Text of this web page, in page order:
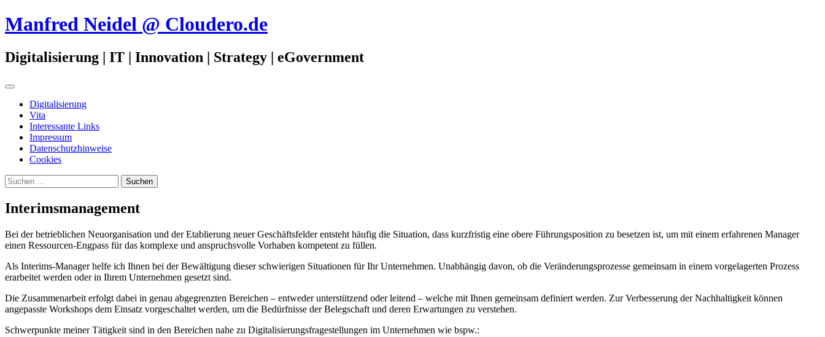
Zum
Inhalt
Manfred Neidel @ Cloudero.de
Digitalisierung | IT | Innovation | Strategy | eGovernment
Primäres
Digitalisierung
Vita
Interessante Links
Impressum
Datenschutzhinweise
Cookies
Suchen
nach:
Interimsmanagement
Bei der betrieblichen Neuorganisation und der Etablierung neuer Geschäftsfelder entsteht häufig die Situation, dass kurzfristig eine obere Führungsposition zu besetzen ist, um mit einem erfahrenen Manager
einen Ressourcen-Engpass für das komplexe und anspruchsvolle Vorhaben kompetent zu füllen.
Als Interims-Manager helfe ich Ihnen bei der Bewältigung dieser schwierigen Situationen für Ihr Unternehmen. Unabhängig davon, ob die Veränderungsprozesse gemeinsam in einem vorgelagerten Prozess
erarbeitet werden oder in Ihrem Unternehmen gesetzt sind.
Die Zusammenarbeit erfolgt dabei in genau abgegrenzten Bereichen – entweder unterstützend oder leitend – welche mit Ihnen gemeinsam definiert werden. Zur Verbesserung der Nachhaltigkeit können
angepasste Workshops dem Einsatz vorgeschaltet werden, um die Bedürfnisse der Belegschaft und deren Erwartungen zu verstehen.
Schwerpunkte meiner Tätigkeit sind in den Bereichen nahe zu Digitalisierungsfragestellungen im Unternehmen wie bspw.: